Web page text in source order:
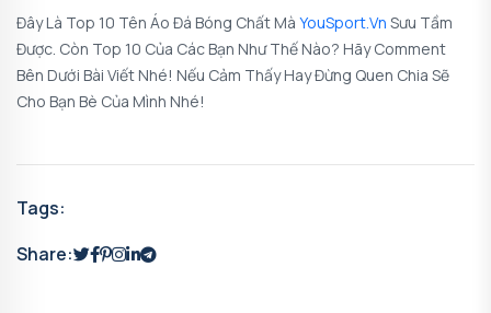
Đây Là Top 10 Tên Áo Đá Bóng Chất Mà YouSport.vn Sưu Tầm
Được. Còn Top 10 Của Các Bạn Như Thế Nào? Hãy Comment
Bên Dưới Bài Viết Nhé! Nếu Cảm Thấy Hay Đừng Quen Chia Sẽ
Cho Bạn Bè Của Mình Nhé!
Tags:
Share: